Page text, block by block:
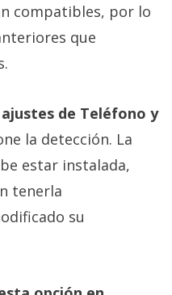
compatibles, por lo
que
de Teléfono y
la detección. La
estar instalada,
tenerla
su